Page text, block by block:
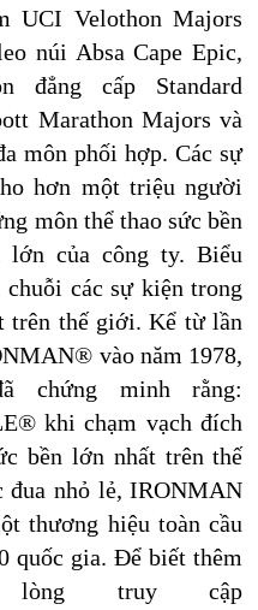
UCI Velothon Majors
núi Absa Cape Epic,
đẳng cấp Standard
Marathon Majors và
môn phối hợp. Các sự
hơn một triệu người
môn thể thao sức bền
lớn của công ty. Biểu
các sự kiện trong
trên thế giới. Kể từ lần
vào năm 1978,
chứng minh rằng:
khi chạm vạch đích
bền lớn nhất trên thế
đua nhỏ lẻ, IRONMAN
thương hiệu toàn cầu
quốc gia. Để biết thêm
truy cập